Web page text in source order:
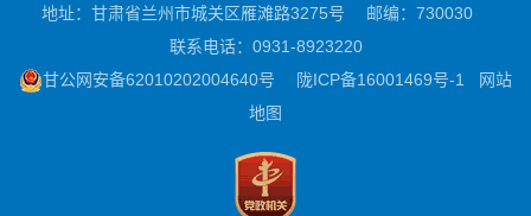
地址：甘肃省兰州市城关区雁滩路3275号
邮编：730030
联系电话：0931-8923220
甘公网安备62010202004640号
陇ICP备16001469号-1
网站
地图